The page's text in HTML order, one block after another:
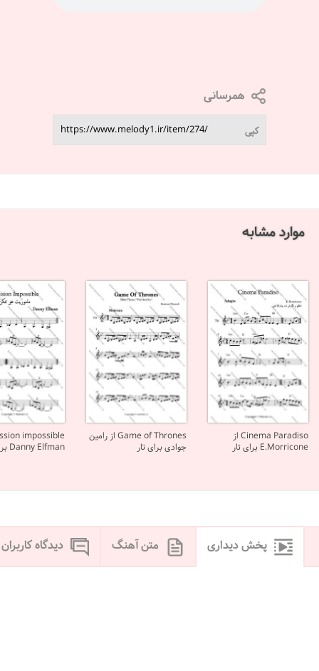
همرسانی
کپی
موارد مشابه
Cinema Paradiso از
E.Morricone برای تار
Game of Thrones از رامین
جوادی برای تار
Danny Elfman برای تار
پخش دیداری متن آهنگ دیدگاه کاربران